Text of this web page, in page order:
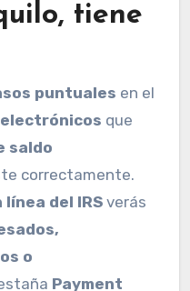
tiene
puntuales en el
que
saldo
correctamente.
línea del IRS verás
o
Payment